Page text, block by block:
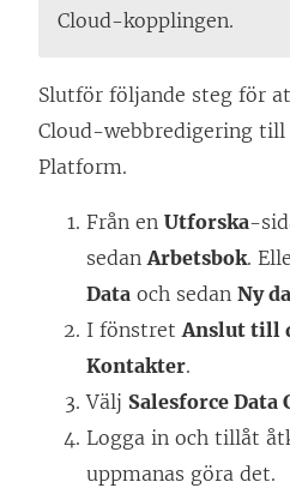
Cloud-kopplingen.
Slutför följande steg för
Cloud-webbredigering till
Platform.
Från en Utforska-
sedanArbetsbok.
Data och sedan Ny
I fönstretAnslut till
Kontakter.
Välj Salesforce Data
Logga in och tillåt
uppmanas göra det.